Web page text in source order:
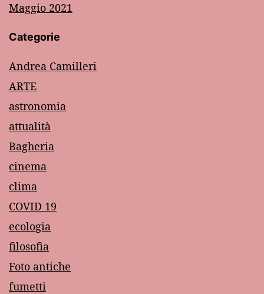
Maggio 2021
Categorie
Andrea Camilleri
ARTE
astronomia
attualità
Bagheria
cinema
clima
COVID 19
ecologia
filosofia
Foto antiche
fumetti